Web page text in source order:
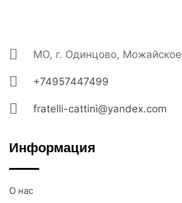
МО, г. Одинцово,
+74957447499
fratelli-cattini@yandex.com
Информация
О нас